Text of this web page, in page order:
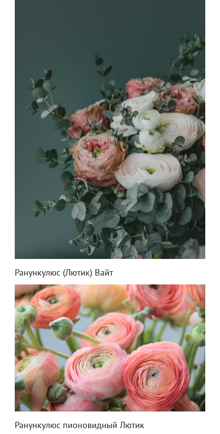
Ранункулюс (Лютик) Вайт
Ранункулюс пионовидный Лютик